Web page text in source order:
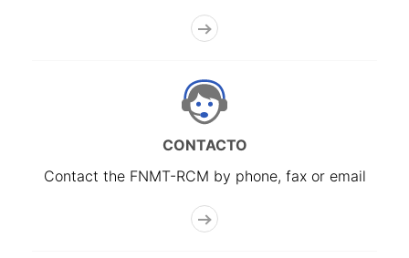
CONTACTO
Contact the FNMT-RCM by phone, fax or email